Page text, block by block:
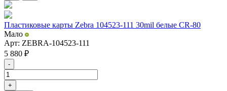
Пластиковые карты Zebra 104523-111 30mil белые CR-80
Мало
Арт: ZEBRA-104523-111
5 880 ₽
-
+